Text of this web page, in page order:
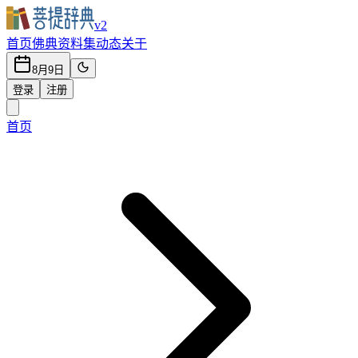
v2
首页佛典资料集动态关于
8月9日
登录
注册
首页